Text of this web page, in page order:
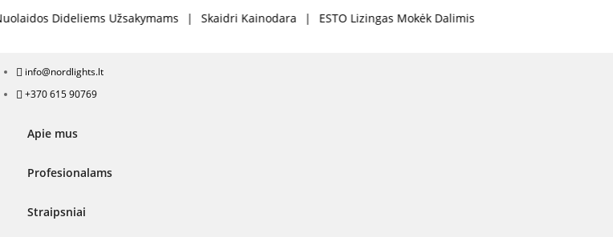
Užsakymams | Skaidri Kainodara | ESTO Lizingas Mokėk Dalimis
info@nordlights.lt
+370 615 90769
Apie mus
Profesionalams
Straipsniai